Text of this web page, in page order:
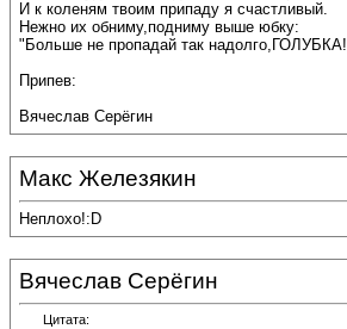
И к коленям твоим припаду я счастливый.
Нежно их обниму,подниму выше юбку:
"Больше не пропадай так надолго,ГОЛУБКА!
Припев:
Вячеслав Серёгин
Макс Железякин
Неплохо!:D
Вячеслав Серёгин
Цитата: